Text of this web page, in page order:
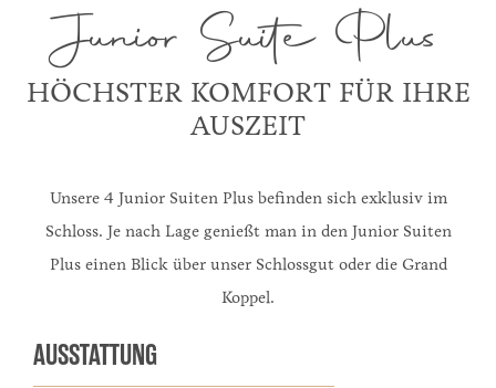
Junior Suite Plus
HÖCHSTER KOMFORT FÜR IHRE
AUSZEIT
Unsere 4 Junior Suiten Plus befinden sich exklusiv im
Schloss. Je nach Lage genießt man in den Junior Suiten
Plus einen Blick über unser Schlossgut oder die Grand
Koppel.
AUSSTATTUNG